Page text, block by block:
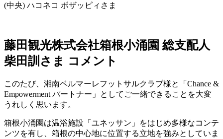
(中央) ハコネコ ボザッピィさま
藤田観光株式会社箱根小涌園 総支配人
柴田訓さま コメント
このたび、湘南ベルマーレフットサルクラブ様と「Chance &
Empowerment パートナー」としてご一緒できることを大変
うれしく思います。
箱根小涌園は温浴施設「ユネッサン」をはじめ多様なコンテ
ンツを有し、箱根の中心地に位置する立地を強みとしていま